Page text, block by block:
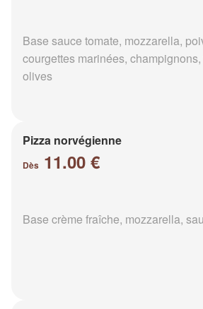
Base sauce tomate, mozzarella,
courgettes marinées,
olives
Pizza norvégienne
Dès 11.00 €
Base crème fraîche, mozzarella,